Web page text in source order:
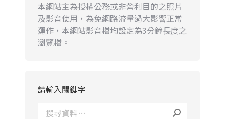
本網站主為授權公務或非營利目的之照片
及影音使用，為免網路流量過大影響正常
運作，本網站影音檔均設定為3分鐘長度之
瀏覽檔。
請輸入關鍵字